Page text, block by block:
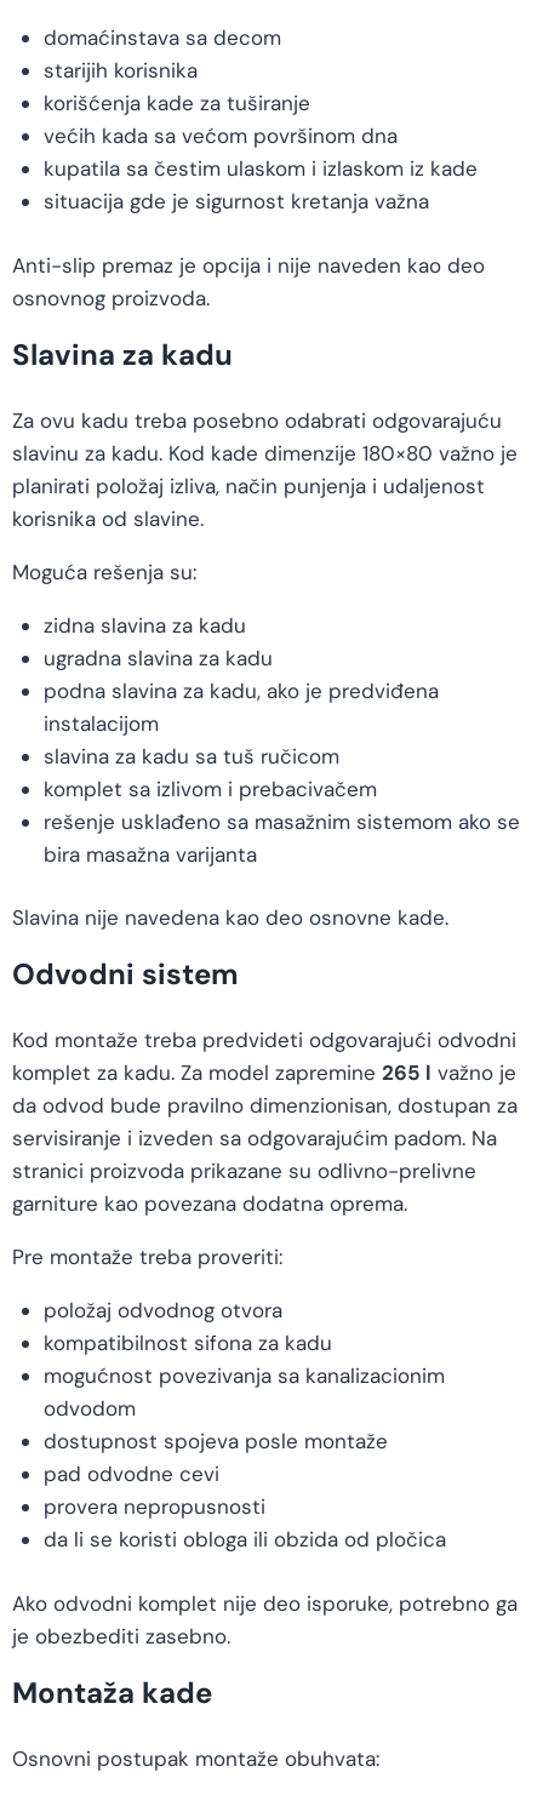
domaćinstava sa decom
starijih korisnika
korišćenja kade za tuširanje
većih kada sa većom površinom dna
kupatila sa čestim ulaskom i izlaskom iz kade
situacija gde je sigurnost kretanja važna
Anti-slip premaz je opcija i nije naveden kao deo
osnovnog proizvoda.
Slavina za kadu
Za ovu kadu treba posebno odabrati odgovarajuću
slavinu za kadu. Kod kade dimenzije 180×80 važno je
planirati položaj izliva, način punjenja i udaljenost
korisnika od slavine.
Moguća rešenja su:
zidna slavina za kadu
ugradna slavina za kadu
podna slavina za kadu, ako je predviđena
instalacijom
slavina za kadu sa tuš ručicom
komplet sa izlivom i prebacivačem
rešenje usklađeno sa masažnim sistemom ako se
bira masažna varijanta
Slavina nije navedena kao deo osnovne kade.
Odvodni sistem
Kod montaže treba predvideti odgovarajući odvodni
komplet za kadu. Za model zapremine 265 l važno je
da odvod bude pravilno dimenzionisan, dostupan za
servisiranje i izveden sa odgovarajućim padom. Na
stranici proizvoda prikazane su odlivno-prelivne
garniture kao povezana dodatna oprema.
Pre montaže treba proveriti:
položaj odvodnog otvora
kompatibilnost sifona za kadu
mogućnost povezivanja sa kanalizacionim
odvodom
dostupnost spojeva posle montaže
pad odvodne cevi
provera nepropusnosti
da li se koristi obloga ili obzida od pločica
Ako odvodni komplet nije deo isporuke, potrebno ga
je obezbediti zasebno.
Montaža kade
Osnovni postupak montaže obuhvata: